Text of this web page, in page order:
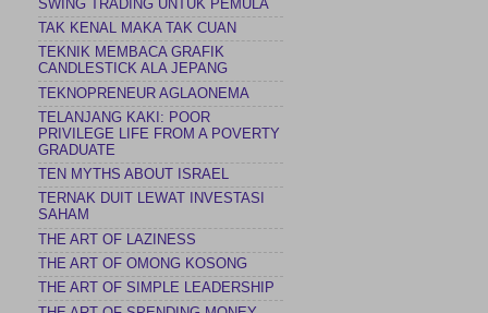
SWING TRADING UNTUK PEMULA
TAK KENAL MAKA TAK CUAN
TEKNIK MEMBACA GRAFIK
CANDLESTICK ALA JEPANG
TEKNOPRENEUR AGLAONEMA
TELANJANG KAKI: POOR
PRIVILEGE LIFE FROM A POVERTY
GRADUATE
TEN MYTHS ABOUT ISRAEL
TERNAK DUIT LEWAT INVESTASI
SAHAM
THE ART OF LAZINESS
THE ART OF OMONG KOSONG
THE ART OF SIMPLE LEADERSHIP